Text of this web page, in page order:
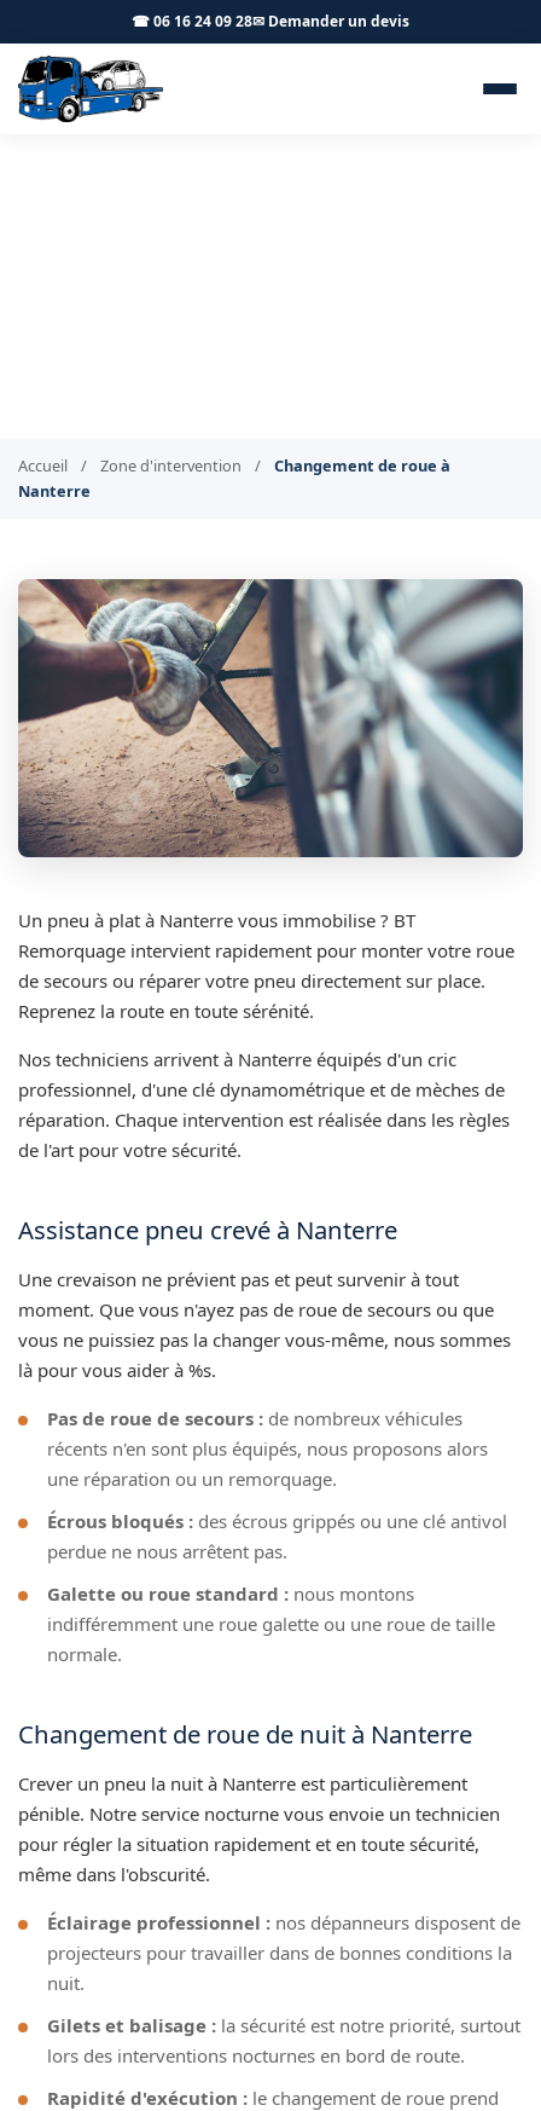
☎ 06 16 24 09 28✉ Demander un devis
Accueil / Zone d'intervention /
Changement de roue à
Nanterre
Un pneu à plat à Nanterre vous immobilise ? BT
Remorquage intervient rapidement pour monter votre roue
de secours ou réparer votre pneu directement sur place.
Reprenez la route en toute sérénité.
Nos techniciens arrivent à Nanterre équipés d'un cric
professionnel, d'une clé dynamométrique et de mèches de
réparation. Chaque intervention est réalisée dans les règles
de l'art pour votre sécurité.
Assistance pneu crevé à Nanterre
Une crevaison ne prévient pas et peut survenir à tout
moment. Que vous n'ayez pas de roue de secours ou que
vous ne puissiez pas la changer vous-même, nous sommes
là pour vous aider à %s.
Pas de roue de secours : de nombreux véhicules
récents n'en sont plus équipés, nous proposons alors
une réparation ou un remorquage.
Écrous bloqués : des écrous grippés ou une clé antivol
perdue ne nous arrêtent pas.
Galette ou roue standard : nous montons
indifféremment une roue galette ou une roue de taille
normale.
Changement de roue de nuit à Nanterre
Crever un pneu la nuit à Nanterre est particulièrement
pénible. Notre service nocturne vous envoie un technicien
pour régler la situation rapidement et en toute sécurité,
même dans l'obscurité.
Éclairage professionnel : nos dépanneurs disposent de
projecteurs pour travailler dans de bonnes conditions la
nuit.
Gilets et balisage : la sécurité est notre priorité, surtout
lors des interventions nocturnes en bord de route.
Rapidité d'exécution : le changement de roue prend